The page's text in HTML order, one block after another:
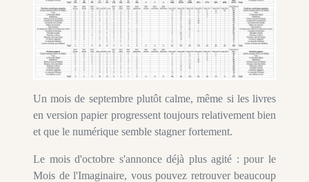
Un mois de septembre plutôt calme, même si les livres
en version papier progressent toujours relativement bien
et que le numérique semble stagner fortement.
Le mois d'octobre s'annonce déjà plus agité : pour le
Mois de l'Imaginaire, vous pouvez retrouver beaucoup